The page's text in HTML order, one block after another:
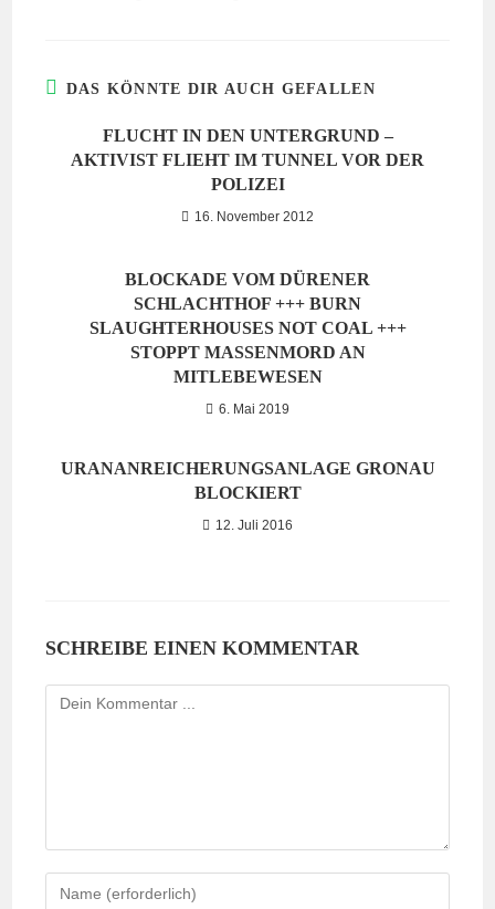
DAS KÖNNTE DIR AUCH GEFALLEN
FLUCHT IN DEN UNTERGRUND –
AKTIVIST FLIEHT IM TUNNEL VOR DER
POLIZEI
16. November 2012
BLOCKADE VOM DÜRENER
SCHLACHTHOF +++ BURN
SLAUGHTERHOUSES NOT COAL +++
STOPPT MASSENMORD AN
MITLEBEWESEN
6. Mai 2019
URANANREICHERUNGSANLAGE GRONAU
BLOCKIERT
12. Juli 2016
SCHREIBE EINEN KOMMENTAR
Kommentieren
Gib